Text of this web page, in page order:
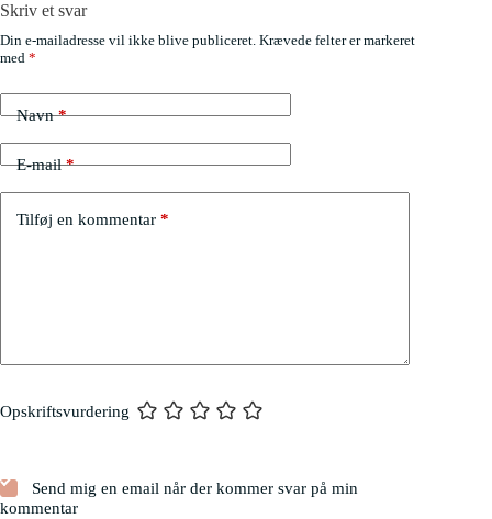
Skriv et svar
Din e-mailadresse vil ikke blive publiceret. Krævede felter er markeret
med *
Navn*
E-mail*
Tilføj en kommentar *
Opskriftsvurdering
Send mig en email når der kommer svar på min
kommentar